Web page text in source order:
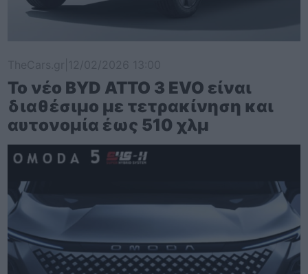
Το νέο BYD ATTO 3 EVO είναι
διαθέσιμο με τετρακίνηση και
αυτονομία έως 510 χλμ